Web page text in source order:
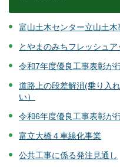
富山土木センター立山土木
とやまのみちフレッシュ
令和7年度優良工事表彰が
道路上の段差解消(乗り入
い）
令和6年度優良工事表彰が
富立大橋４車線化事業
公共工事に係る発注見通し